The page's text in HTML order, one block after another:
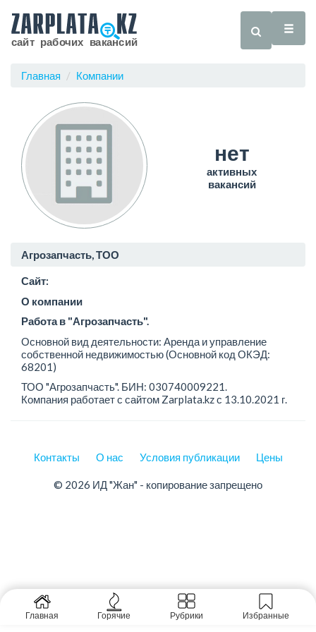
Главная Компании
нет
активных
вакансий
Агрозапчасть, ТОО
Сайт:
О компании
Работа в "Агрозапчасть".
Основной вид деятельности: Аренда и управление
собственной недвижимостью (Основной код ОКЭД:
68201)
ТОО "Агрозапчасть". БИН: 030740009221.
Компания работает с сайтом Zarplata.kz с 13.10.2021 г.
Контакты О нас Условия публикации Цены
© 2026 ИД "Жан" - копирование запрещено
Главная Горячие Рубрики Избранные